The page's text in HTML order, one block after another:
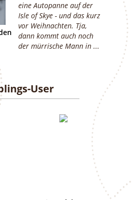
eine Autopanne auf der
Isle of Skye - und das kurz
vor Weihnachten. Tja,
dann kommt auch noch
der mürrische Mann in ...
User